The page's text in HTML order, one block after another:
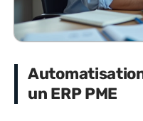
un ERP PME